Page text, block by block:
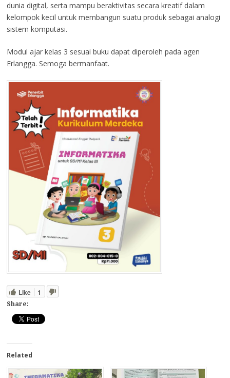
dunia digital, serta mampu beraktivitas secara kreatif dalam
kelompok kecil untuk membangun suatu produk sebagai analogi
sistem komputasi.
Modul ajar kelas 3 sesuai buku dapat diperoleh pada agen
Erlangga. Semoga bermanfaat.
Like 1
Share:
Related